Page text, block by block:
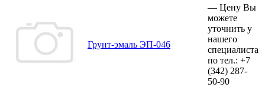
Грунт-эмаль ЭП-046
— Цену Вы
можете
уточнить у
нашего
специалиста
по тел.: +7
(342) 287-
50-90